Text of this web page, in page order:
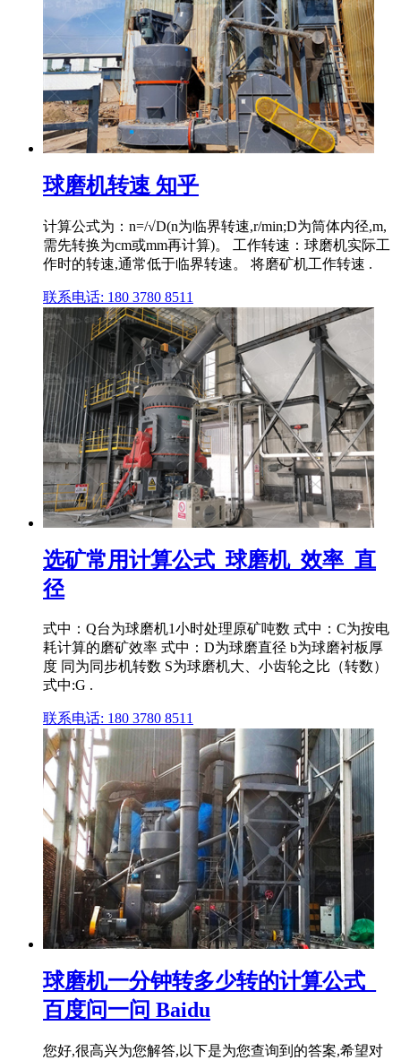
球磨机转速 知乎
计算公式为：n=/√D(n为临界转速,r/min;D为筒体内径,m,
需先转换为cm或mm再计算)。 工作转速：球磨机实际工
作时的转速,通常低于临界转速。 将磨矿机工作转速 .
联系电话: 180 3780 8511
选矿常用计算公式_球磨机_效率_直
径
式中：Q台为球磨机1小时处理原矿吨数 式中：C为按电
耗计算的磨矿效率 式中：D为球磨直径 b为球磨衬板厚
度 同为同步机转数 S为球磨机大、小齿轮之比（转数）
式中:G .
联系电话: 180 3780 8511
球磨机一分钟转多少转的计算公式_
百度问一问 Baidu
您好,很高兴为您解答,以下是为您查询到的答案,希望对